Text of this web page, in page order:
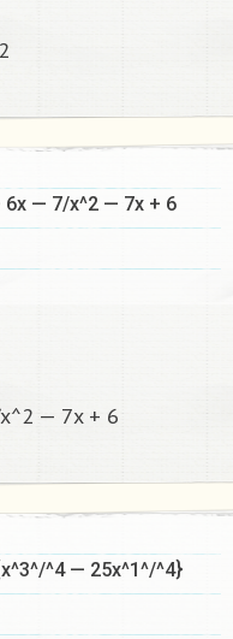
6x — 7/x^2 — 7x + 6
— 7x + 6
^4 — 25x^1^/^4}